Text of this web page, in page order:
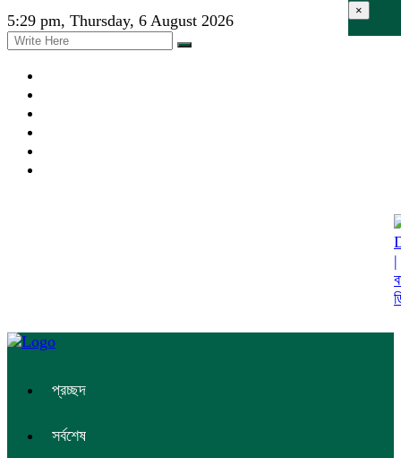
5:29 pm, Thursday, 6 August 2026
প্রচ্ছদ
সর্বশেষ
×